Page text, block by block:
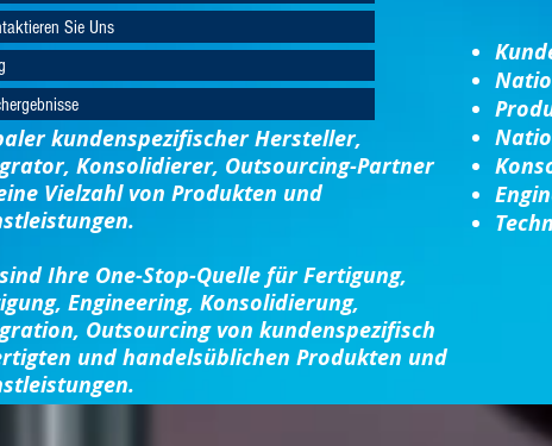
Sie Uns
kundenspezifischer Hersteller,
Konsolidierer, Outsourcing-Partner
Vielzahl von Produkten und
Ihre One-Stop-Quelle für Fertigung,
Engineering, Konsolidierung,
Outsourcing von kundenspezifisch
und handelsüblichen Produkten und